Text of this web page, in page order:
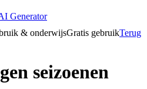
Generator
& onderwijsGratis gebruikTerug
seizoenen